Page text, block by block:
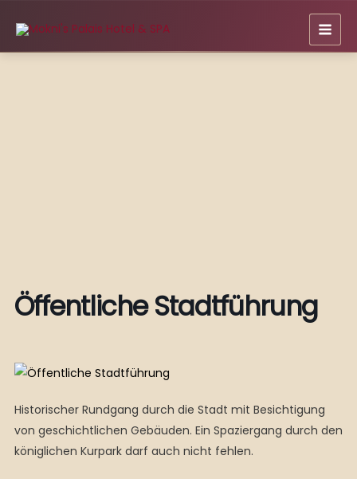
Inhalt
springen
Öffentliche Stadtführung
Historischer Rundgang durch die Stadt mit Besichtigung
von geschichtlichen Gebäuden. Ein Spaziergang durch den
königlichen Kurpark darf auch nicht fehlen.